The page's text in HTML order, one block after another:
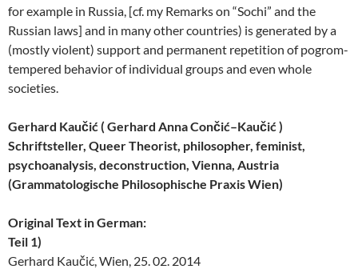
for example in Russia, [cf. my Remarks on “Sochi” and the
Russian laws] and in many other countries) is generated by a
(mostly violent) support and permanent repetition of pogrom-
tempered behavior of individual groups and even whole
societies.
Gerhard Kaučić ( Gerhard Anna Cončić–Kaučić )
Schriftsteller, Queer Theorist, philosopher, feminist,
psychoanalysis, deconstruction, Vienna, Austria
(Grammatologische Philosophische Praxis Wien)
Original Text in German:
Teil 1)
Gerhard Kaučić, Wien, 25. 02. 2014